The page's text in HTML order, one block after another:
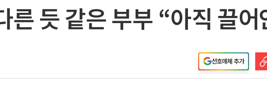
듯 같은 부부 “아직 끌어
선호매체 추가